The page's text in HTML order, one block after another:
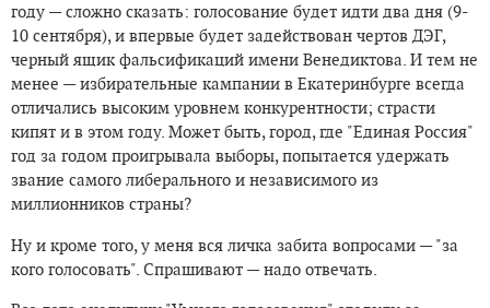
году — сложно сказать: голосование будет идти два дня (9-
10 сентября), и впервые будет задействован чертов ДЭГ,
черный ящик фальсификаций имени Венедиктова. И тем не
менее — избирательные кампании в Екатеринбурге всегда
отличались высоким уровнем конкурентности; страсти
кипят и в этом году. Может быть, город, где "Единая Россия"
год за годом проигрывала выборы, попытается удержать
звание самого либерального и независимого из
миллионников страны?
Ну и кроме того, у меня вся личка забита вопросами — "за
кого голосовать". Спрашивают — надо отвечать.